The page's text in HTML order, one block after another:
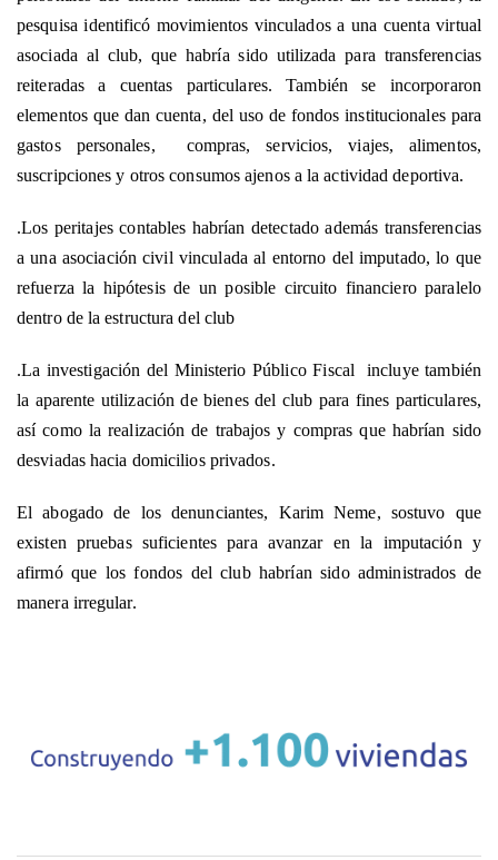
pesquisa identificó movimientos vinculados a una cuenta virtual
asociada al club, que habría sido utilizada para transferencias
reiteradas a cuentas particulares. También se incorporaron
elementos que dan cuenta, del uso de fondos institucionales para
gastos personales, compras, servicios, viajes, alimentos,
suscripciones y otros consumos ajenos a la actividad deportiva.
.Los peritajes contables habrían detectado además transferencias
a una asociación civil vinculada al entorno del imputado, lo que
refuerza la hipótesis de un posible circuito financiero paralelo
dentro de la estructura del club
.La investigación del Ministerio Público Fiscal incluye también
la aparente utilización de bienes del club para fines particulares,
así como la realización de trabajos y compras que habrían sido
desviadas hacia domicilios privados.
El abogado de los denunciantes, Karim Neme, sostuvo que
existen pruebas suficientes para avanzar en la imputación y
afirmó que los fondos del club habrían sido administrados de
manera irregular.